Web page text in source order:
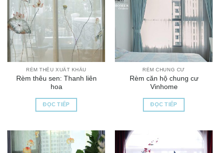
RÈM THÊU XUẤT KHẨU
Rèm thêu sen: Thanh liên
hoa
ĐỌC TIẾP
RÈM CHUNG CƯ
Rèm căn hộ chung cư
Vinhome
ĐỌC TIẾP